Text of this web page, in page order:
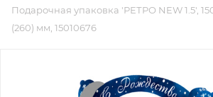
Подарочная упаковка 'РЕТРО NEW 1.5',
(260) мм, 15010676